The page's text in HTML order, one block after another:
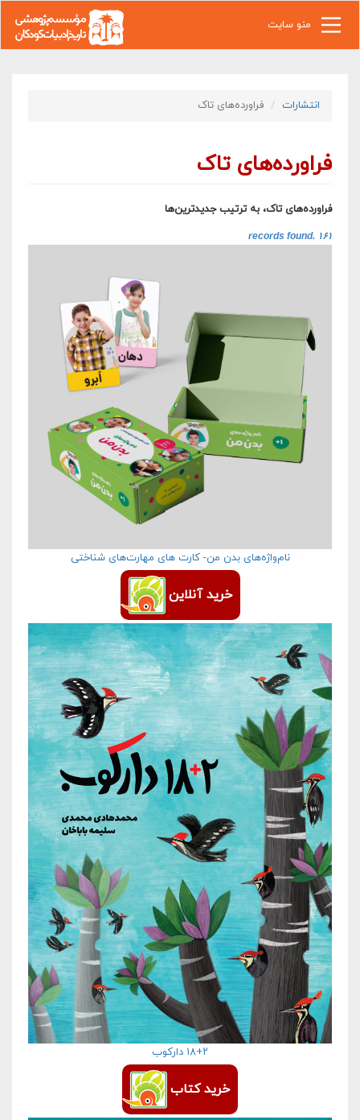
منو سایت
انتشارات فراورده‌های تاک
فراورده‌های تاک
فراورده‌های تاک، به ترتیب جدیدترین‌ها
۱۶۱ records found.‎
نام‌واژه‌های بدن من- کارت های مهارت‌های شناختی
خرید آنلاین
۱۸+۲ دارکوب
خرید کتاب